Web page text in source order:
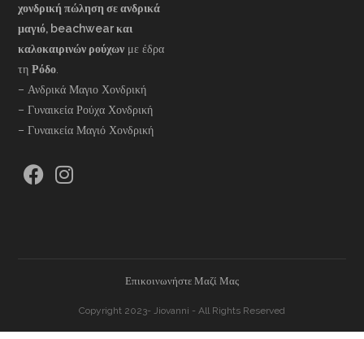
χονδρική πώληση σε ανδρικά
μαγιό, beachwear και
καλοκαιρινών ρούχων με έδρα
τηΡόδο
– Ανδρικά Μαγιο Χονδρική
– Γυναικεία Ρούχα Χονδρική
– Γυναικεία Μαγιό Χονδρική
Επικοινωνήστε Μαζί Μας
Copyright 2023- Jiovanni - All Rights Reserved